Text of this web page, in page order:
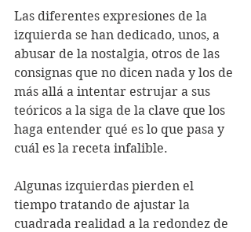
Las diferentes expresiones de la
izquierda se han dedicado, unos, a
abusar de la nostalgia, otros de las
consignas que no dicen nada y los de
más allá a intentar estrujar a sus
teóricos a la siga de la clave que los
haga entender qué es lo que pasa y
cuál es la receta infalible.
Algunas izquierdas pierden el
tiempo tratando de ajustar la
cuadrada realidad a la redondez de